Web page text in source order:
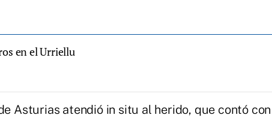
en el Urriellu
Asturias atendió in situ al herido, que contó con